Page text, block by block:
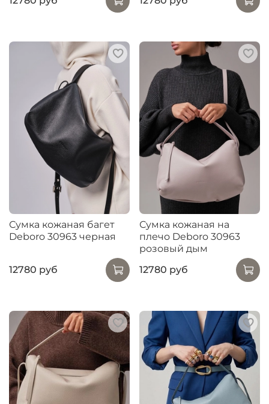
Сумка кожаная багет
Deboro 30963 черная
12780 руб
Сумка кожаная на
плечо Deboro 30963
розовый дым
12780 руб